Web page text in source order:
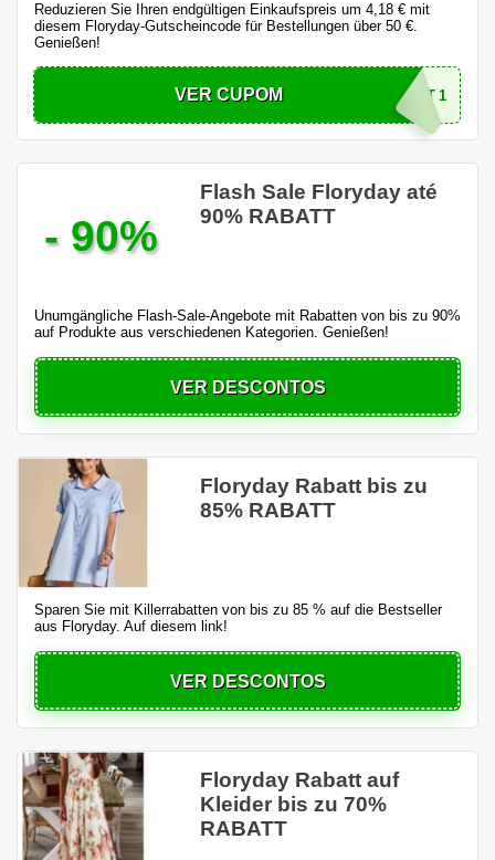
Reduzieren Sie Ihren endgültigen Einkaufspreis um 4,18 € mit
diesem Floryday-Gutscheincode für Bestellungen über 50 €.
Genießen!
VER CUPOM TRT1
- 90%
Flash Sale Floryday até
90% RABATT
Unumgängliche Flash-Sale-Angebote mit Rabatten von bis zu 90%
auf Produkte aus verschiedenen Kategorien. Genießen!
VER DESCONTOS
Floryday Rabatt bis zu
85% RABATT
Sparen Sie mit Killerrabatten von bis zu 85 % auf die Bestseller
aus Floryday. Auf diesem link!
VER DESCONTOS
Floryday Rabatt auf
Kleider bis zu 70%
RABATT